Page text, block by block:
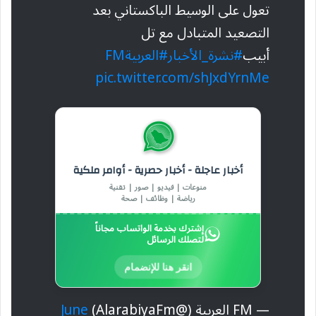
تعول على الوسيط الباكستاني بعد
التصعيد المتبادل مع تل
أبيب#نشرة_الأخبار#العربيةFM
pic.twitter.com/shJxdYrnMe
أخبار عاجلة - أخبار حصرية - أوامر ملكية
منوعات | فيديو | صور | تقنية
رياضة | وظائف | صحة
إشترك بخدمة الواتساب مجاناً
لتصلك الرسائل
انقر هنا للإنضمام